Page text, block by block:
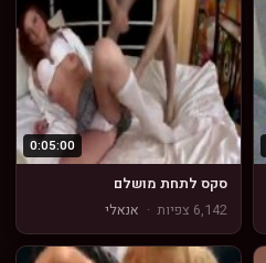
0:05:00
סקס לתחת מושלם
6,142 צפיות
· אנאלי